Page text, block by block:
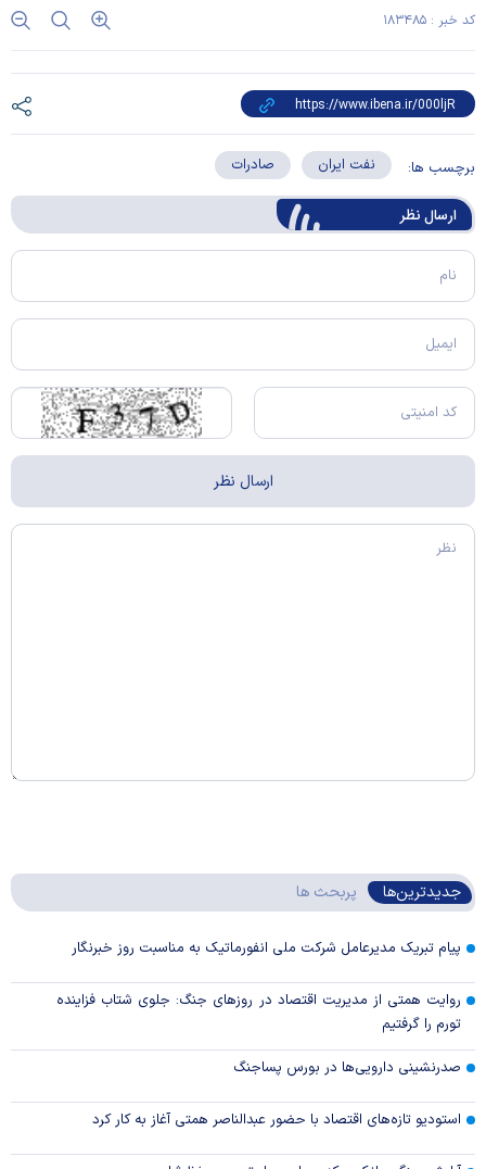
کد خبر : ۱۸۳۴۸۵
برچسب ها: نفت ایران صادرات
ارسال‌ نظر
جدیدترین‌ها پربحث ها
پیام تبریک مدیرعامل شرکت ملی انفورماتیک به مناسبت روز خبرنگار
روایت همتی از مدیریت اقتصاد در روزهای جنگ: جلوی شتاب فزاینده
تورم را گرفتیم
صدرنشینی دارویی‌ها در بورس پساجنگ
استودیو تازه‌های اقتصاد با حضور عبدالناصر همتی آغاز به کار کرد